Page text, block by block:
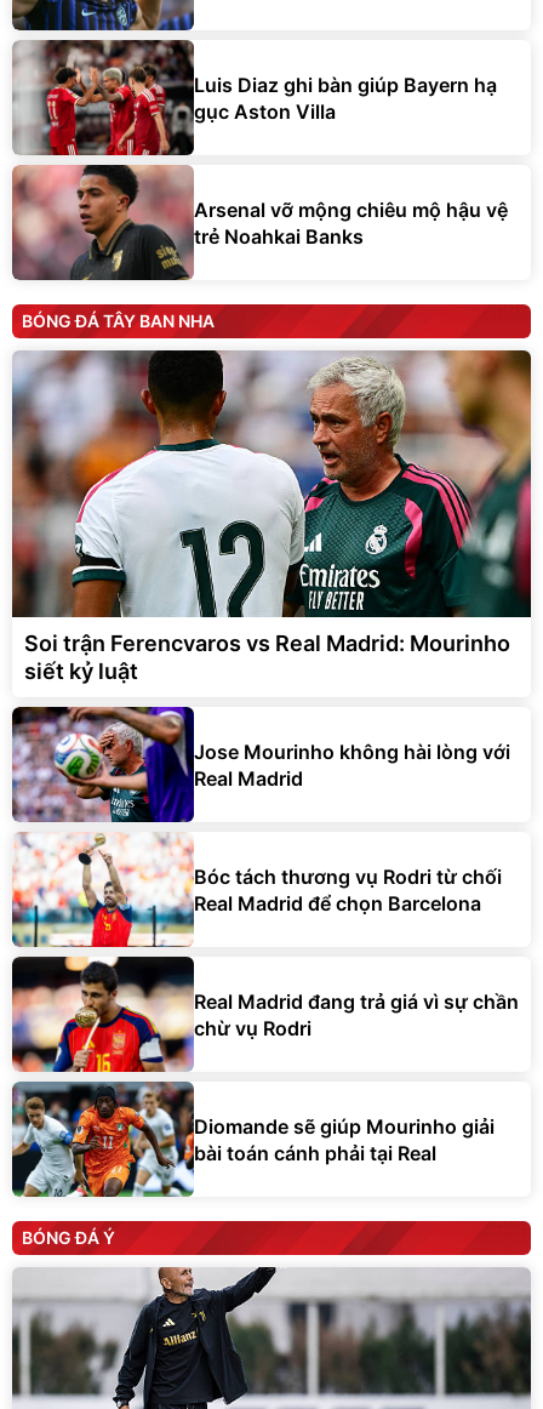
Luis Diaz ghi bàn giúp Bayern hạ
gục Aston Villa
Arsenal vỡ mộng chiêu mộ hậu vệ
trẻ Noahkai Banks
BÓNG ĐÁ TÂY BAN NHA
Soi trận Ferencvaros vs Real Madrid: Mourinho
siết kỷ luật
Jose Mourinho không hài lòng với
Real Madrid
Bóc tách thương vụ Rodri từ chối
Real Madrid để chọn Barcelona
Real Madrid đang trả giá vì sự chần
chừ vụ Rodri
Diomande sẽ giúp Mourinho giải
bài toán cánh phải tại Real
BÓNG ĐÁ Ý